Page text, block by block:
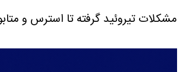
مشکلات تیروئید گرفته تا استرس و